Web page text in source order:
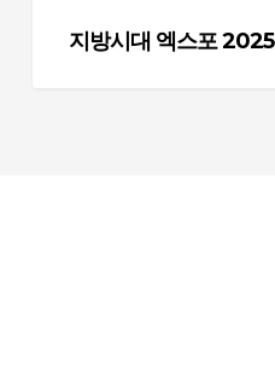
지방시대 엑스포 2025